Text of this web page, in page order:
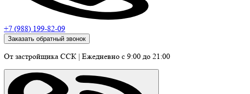
+7 (988) 199-82-09
Заказать обратный звонок
От застройщика ССК | Ежедневно c 9:00 до 21:00